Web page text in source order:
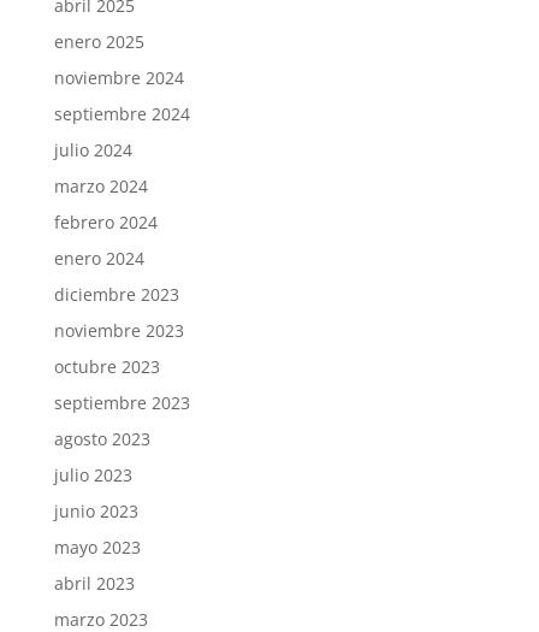
abril 2025
enero 2025
noviembre 2024
septiembre 2024
julio 2024
marzo 2024
febrero 2024
enero 2024
diciembre 2023
noviembre 2023
octubre 2023
septiembre 2023
agosto 2023
julio 2023
junio 2023
mayo 2023
abril 2023
marzo 2023